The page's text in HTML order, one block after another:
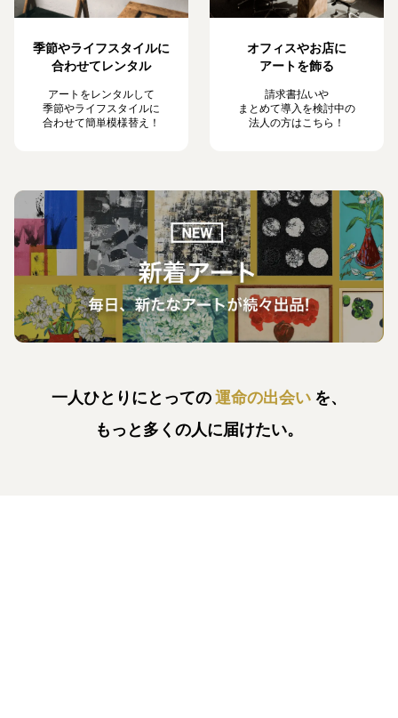
季節やライフスタイルに
合わせてレンタル
アートをレンタルして
季節やライフスタイルに
合わせて簡単模様替え！
オフィスやお店に
アートを飾る
請求書払いや
まとめて導入を検討中の
法人の方はこちら！
一人ひとりにとっての運命の出会い を、
もっと多くの人に届けたい。